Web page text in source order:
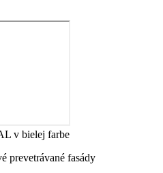
prevetrávané fasády